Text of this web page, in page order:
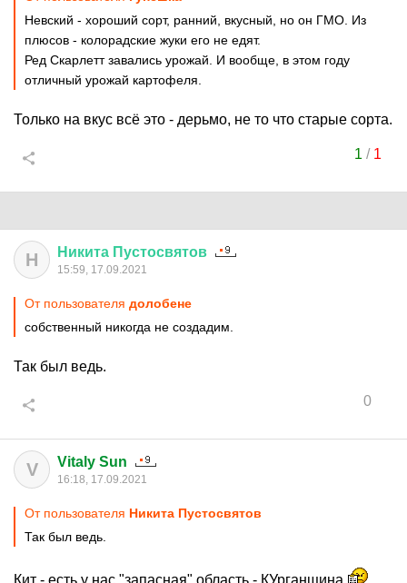
Невский - хороший сорт, ранний, вкусный, но он ГМО. Из
плюсов - колорадские жуки его не едят.
Ред Скарлетт завались урожай. И вообще, в этом году
отличный урожай картофеля.
Только на вкус всё это - дерьмо, не то что старые сорта.
1 / 1
Н Никита Пустосвятов
15:59, 17.09.2021
От пользователя долобене
собственный никогда не создадим.
Так был ведь.
0
V Vitaly Sun
16:18, 17.09.2021
От пользователя Никита Пустосвятов
Так был ведь.
Кит - есть у нас "запасная" область - КУрганщина